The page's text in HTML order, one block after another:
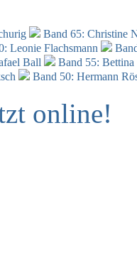
Band 65: Christine
Leonie Flachsmann
Ball
Band 55:
Band 50: Hermann
online!